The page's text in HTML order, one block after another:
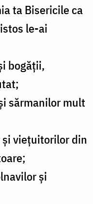
ta Bisericile ca
le-ai
bogăţii,
sărmanilor mult
vieţuitorilor din
şi